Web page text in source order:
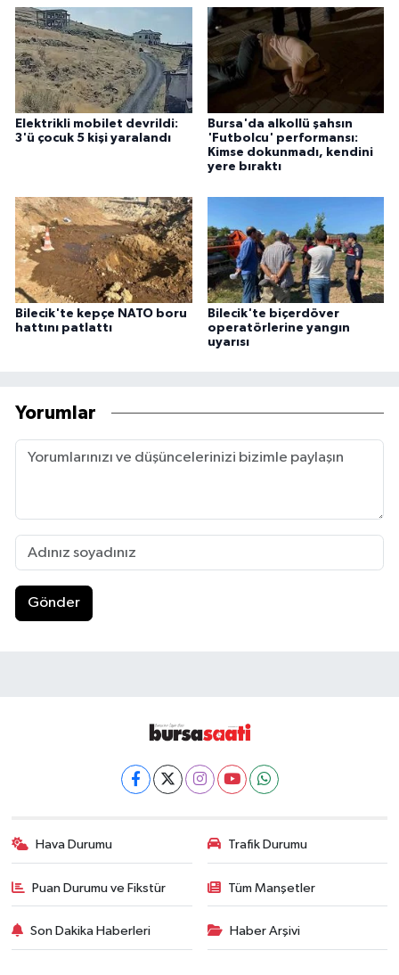
Elektrikli mobilet devrildi:
3'ü çocuk 5 kişi yaralandı
Bursa'da alkollü şahsın
'Futbolcu' performansı:
Kimse dokunmadı, kendini
yere bıraktı
Bilecik'te kepçe NATO boru
hattını patlattı
Bilecik'te biçerdöver
operatörlerine yangın
uyarısı
Yorumlar
Gönder
Hava Durumu Trafik Durumu
Puan Durumu ve Fikstür Tüm Manşetler
Son Dakika Haberleri Haber Arşivi